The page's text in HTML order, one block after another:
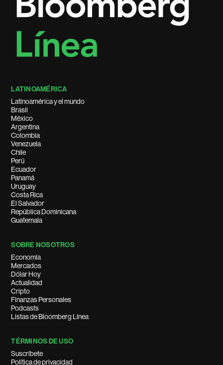
LATINOAMÉRICA
Latinoamérica y el mundo
Brasil
México
Argentina
Colombia
Venezuela
Chile
Perú
Ecuador
Panamá
Uruguay
Costa Rica
El Salvador
República Dominicana
Guatemala
SOBRE NOSOTROS
Economía
Mercados
Dólar Hoy
Actualidad
Cripto
Finanzas Personales
Podcasts
Listas de Bloomberg Línea
TÉRMINOS DE USO
Suscríbete
Política de privacidad